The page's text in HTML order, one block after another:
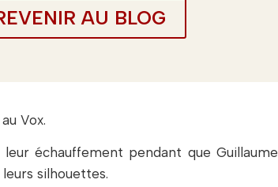
AU BLOG
Vox.
échauffement pendant que Guillaume
silhouettes.